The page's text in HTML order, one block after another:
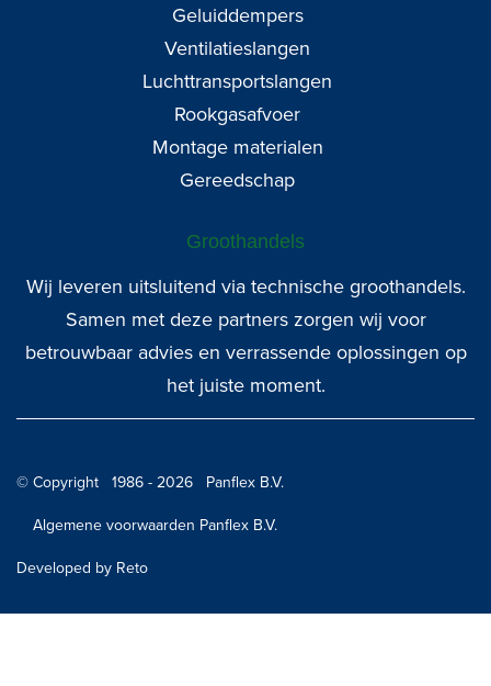
Geluiddempers
Ventilatieslangen
Luchttransportslangen
Rookgasafvoer
Montage materialen
Gereedschap
Groothandels
Wij leveren uitsluitend via technische groothandels.
Samen met deze partners zorgen wij voor
betrouwbaar advies en verrassende oplossingen op
het juiste moment.
© Copyright 1986 - 2026 Panflex B.V.
Algemene voorwaarden Panflex B.V.
Developed by Reto